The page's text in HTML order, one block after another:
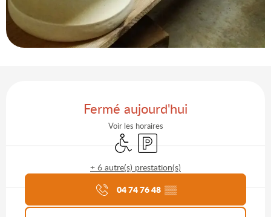
Fermé aujourd'hui
Voir les horaires
Accès handicapés
Parking
+ 6 autre(s) prestation(s)
Agenda du moment
04 74 76 48 ▒▒